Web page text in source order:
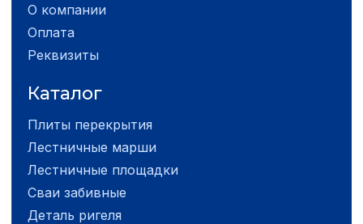
О компании
Оплата
Реквизиты
Каталог
Плиты перекрытия
Лестничные марши
Лестничные площадки
Сваи забивные
Деталь ригеля